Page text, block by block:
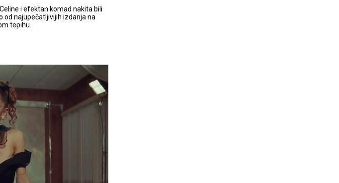
i efektan komad nakita bili
od najupečatljivijih izdanja na
tepihu